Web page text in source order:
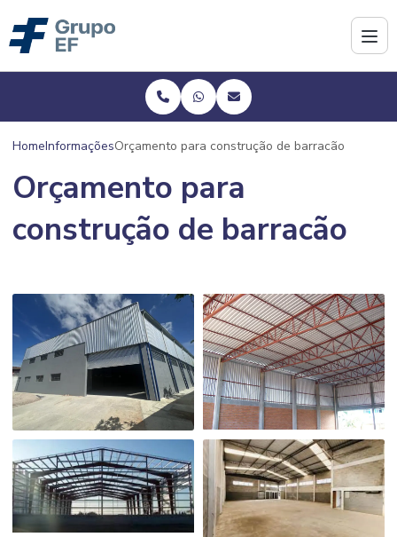
HomeInformaçõesOrçamento para construção de barracão
Orçamento para
construção de barracão